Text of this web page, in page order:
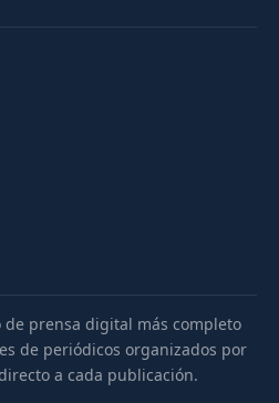
prensa digital más completo
de periódicos organizados por
a cada publicación.